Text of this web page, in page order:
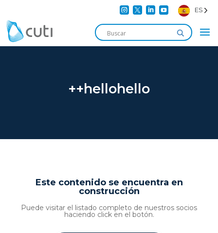
    ES
++hellohello
Este contenido se encuentra en
construcción
Puede visitar el listado completo de nuestros socios
haciendo click en el botón.